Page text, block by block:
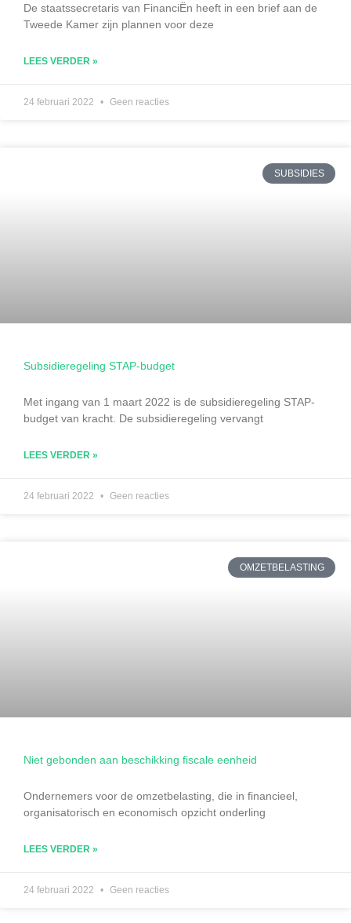
De staatssecretaris van FinanciËn heeft in een brief aan de
Tweede Kamer zijn plannen voor deze
LEES VERDER »
24 februari 2022 Geen reacties
SUBSIDIES
Subsidieregeling STAP-budget
Met ingang van 1 maart 2022 is de subsidieregeling STAP-
budget van kracht. De subsidieregeling vervangt
LEES VERDER »
24 februari 2022 Geen reacties
OMZETBELASTING
Niet gebonden aan beschikking fiscale eenheid
Ondernemers voor de omzetbelasting, die in financieel,
organisatorisch en economisch opzicht onderling
LEES VERDER »
24 februari 2022 Geen reacties